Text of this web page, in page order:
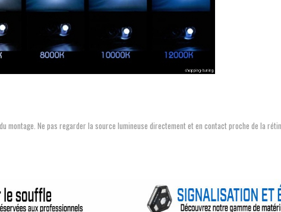
Ne pas regarder la source lumineuse directement et en contact proche de la